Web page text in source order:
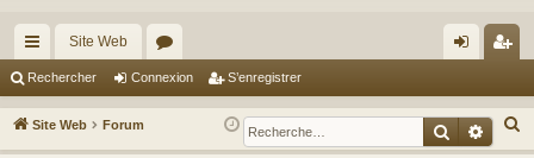
cc
ès
ra
Site Web
or
u
m
ne
xi
nr
eg
Rechercher Connexion S’enregistrer
Site Web Forum
e